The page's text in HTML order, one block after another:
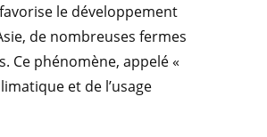
le développement
de nombreuses fermes
Ce phénomène, appelé «
et de l’usage